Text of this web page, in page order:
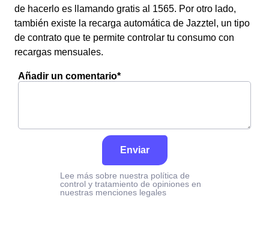
de hacerlo es llamando gratis al 1565. Por otro lado,
también existe la recarga automática de Jazztel, un tipo
de contrato que te permite controlar tu consumo con
recargas mensuales.
Añadir un comentario*
Enviar
Lee más sobre nuestra política de
control y tratamiento de opiniones en
nuestras menciones legales